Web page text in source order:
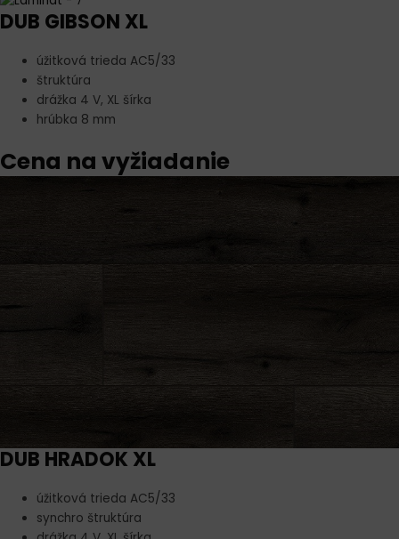
DUB GIBSON XL
úžitková trieda AC5/33
štruktúra
drážka 4 V, XL šírka
hrúbka 8 mm
Cena na vyžiadanie
DUB HRADOK XL
úžitková trieda AC5/33
synchro štruktúra